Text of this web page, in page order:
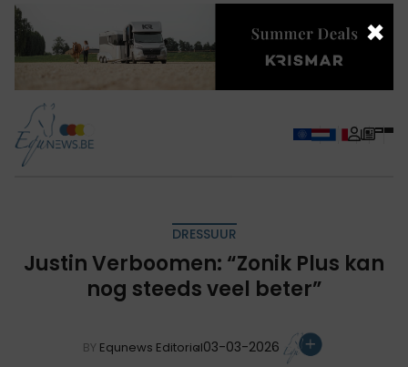
DRESSUUR
Justin Verboomen: “Zonik Plus kan
nog steeds veel beter”
BY Equnews Editorial03-03-2026
×